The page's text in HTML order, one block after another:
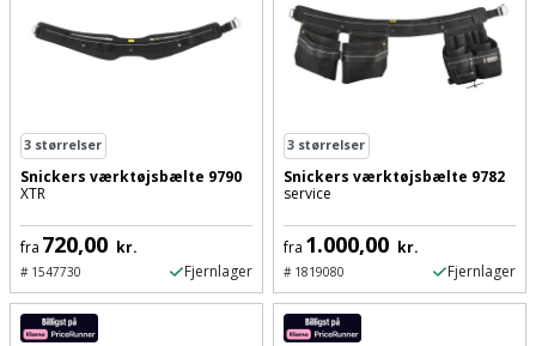
Sømpistoltilbehør
Stiftepistol
Stiksavsklinge
Støvblæser
gardin
3 størrelser
Snickers værktøjsbælte 9790
XTR
fra 720,00 kr.
#1547730 Fjernlager
3 størrelser
Snickers værktøjsbælte 9782
service
fra 1.000,00 kr.
#1819080 Fjernlager